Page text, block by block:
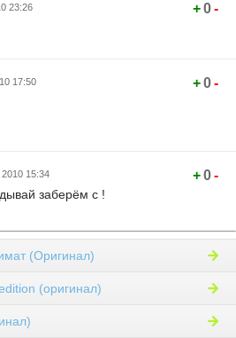
23:26 +0-
17:50 +0-
2010 15:34 +0-
заберём с !
(Оригинал)
(оригинал)